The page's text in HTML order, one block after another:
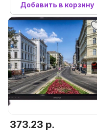
Добавить в корзину
373.23 р.